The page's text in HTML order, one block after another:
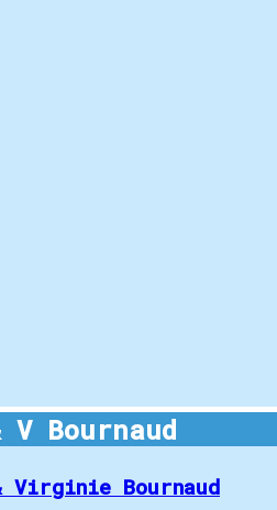
V Bournaud
Virginie Bournaud